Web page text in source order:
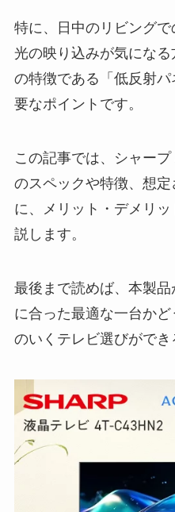
特に、日中のリビング
光の映り込みが気にな
の特徴である「低反射
要なポイントです。
この記事では、シャー
のスペックや特徴、想
に、メリット・デメリ
説します。
最後まで読めば、本製
に合った最適な一台か
のいくテレビ選びができ